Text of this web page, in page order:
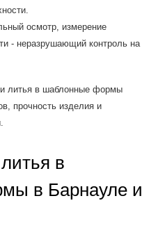
осмотр, измерение
- неразрушающий контроль на
литья в шаблонные формы
прочность изделия и
в
в Барнауле и